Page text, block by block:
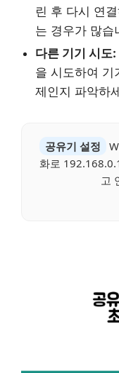
린 후 다시 연
는 경우가 많습
다른 기기 시도:
을 시도하여 기
제인지 파악하
공유기 설정
화로
고